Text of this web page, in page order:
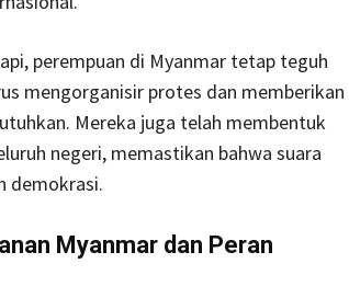
perempuan di Myanmar tetap teguh
mengorganisir protes dan memberikan
Mereka juga telah membentuk
negeri, memastikan bahwa suara
demokrasi.
Myanmar dan Peran